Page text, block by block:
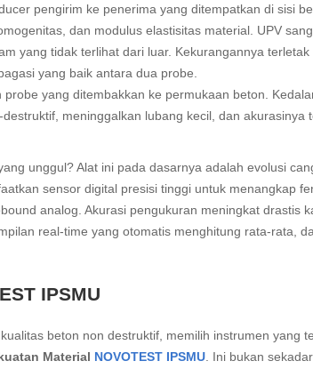
pengirim ke penerima yang ditempatkan di sisi
dan modulus elastisitas material. UPV
yang tidak terlihat dari luar. Kekurangannya
yang baik antara dua probe.
probe yang ditembakkan ke permukaan beton.
meninggalkan lubang kecil, dan akurasinya
unggul? Alat ini pada dasarnya adalah evolusi
sensor digital presisi tinggi untuk menangkap
analog. Akurasi pengukuran meningkat drastis
real-time yang otomatis menghitung rata-rata,
IPSMU
beton non destruktif, memilih instrumen yang
Material NOVOTEST IPSMU . Ini bukan